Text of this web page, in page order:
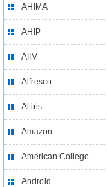
AHIMA
AHIP
AIIM
Alfresco
Altiris
Amazon
American College
Android